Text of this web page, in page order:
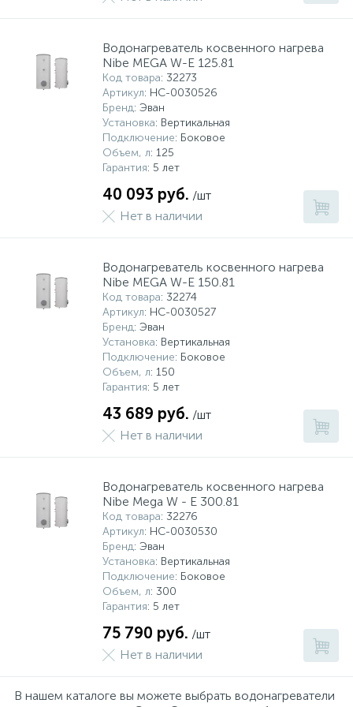
Расширительные баки для отопления и ГВС
Теплоносители и антифризы
насосов
Коммерческие насосы
Бытовые насосы
Насосы для бассейнов
Гофрированные нержавеющие системы
Медные системы под пайку
Контрольно-измерительные приборы
Теплоизоляция
Корпуса для механических фильтров
Системы контроля протечки воды
Мультипатронные фильтры
Гидроаккумуляторы (гидробаки) для систем
водоснабжения
Фильтры механической очистки
Фильтры под мойку
Водонагреватель косвенного нагрева
Nibe MEGA W-E 125.81
Код товара: 32273
Артикул: НС-0030526
Бренд: Эван
Установка: Вертикальная
Подключение: Боковое
Объем, л: 125
Гарантия: 5 лет
40 093 руб. /шт
Нет в наличии
Водонагреватель косвенного нагрева
Nibe MEGA W-E 150.81
Код товара: 32274
Артикул: НС-0030527
Бренд: Эван
Установка: Вертикальная
Подключение: Боковое
Объем, л: 150
Гарантия: 5 лет
43 689 руб. /шт
Нет в наличии
Водонагреватель косвенного нагрева
Nibe Mega W - E 300.81
Код товара: 32276
Артикул: НС-0030530
Бренд: Эван
Установка: Вертикальная
Подключение: Боковое
Объем, л: 300
Гарантия: 5 лет
75 790 руб. /шт
Нет в наличии
В нашем каталоге вы можете выбрать водонагреватели